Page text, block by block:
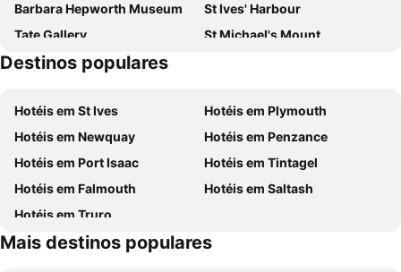
Barbara Hepworth Museum
St Ives' Harbour
Tate Gallery
St Michael's Mount
Flambards
Lizard Point
The Lost Gardens of Heligan
Cornwall Segway - Newquay
Destinos populares
Hotéis em St Ives
Hotéis em Plymouth
Hotéis em Newquay
Hotéis em Penzance
Hotéis em Port Isaac
Hotéis em Tintagel
Hotéis em Falmouth
Hotéis em Saltash
Hotéis em Truro
Mais destinos populares